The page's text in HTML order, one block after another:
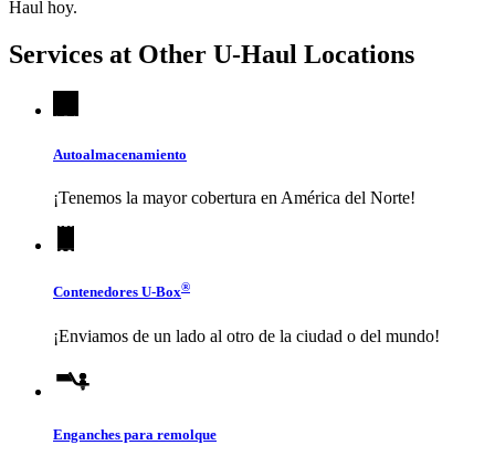
Haul hoy.
Services at Other U-Haul Locations
Autoalmacenamiento
¡Tenemos la mayor cobertura en América del Norte!
Contenedores U-Box®
¡Enviamos de un lado al otro de la ciudad o del mundo!
Enganches para remolque